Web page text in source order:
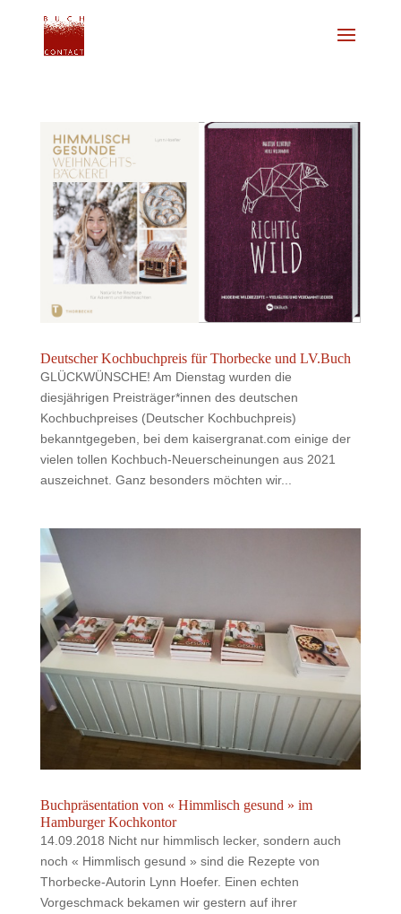
Deutscher Kochbuchpreis für Thorbecke und LV.Buch
GLÜCKWÜNSCHE! Am Dienstag wurden die
diesjährigen Preisträger*innen des deutschen
Kochbuchpreises (Deutscher Kochbuchpreis)
bekanntgegeben, bei dem kaisergranat.com einige der
vielen tollen Kochbuch-Neuerscheinungen aus 2021
auszeichnet. Ganz besonders möchten wir...
Buchpräsentation von « Himmlisch gesund » im
Hamburger Kochkontor
14.09.2018 Nicht nur himmlisch lecker, sondern auch
noch « Himmlisch gesund » sind die Rezepte von
Thorbecke-Autorin Lynn Hoefer. Einen echten
Vorgeschmack bekamen wir gestern auf ihrer